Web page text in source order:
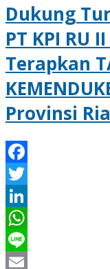
Dukung
PT KPI RU
Terapkan
Provinsi
Facebook
Twitter
LinkedIn
WhatsApp
Line